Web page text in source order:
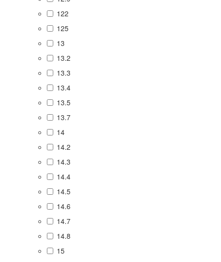
122
125
13
13.2
13.3
13.4
13.5
13.7
14
14.2
14.3
14.4
14.5
14.6
14.7
14.8
15